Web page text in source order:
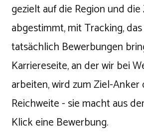
gezielt auf die Region und
abgestimmt, mit Tracking,
tatsächlich Bewerbungen
Karriereseite, an der wir bei
arbeiten, wird zum Ziel-Anker
Reichweite - sie macht aus
Klick eine Bewerbung.